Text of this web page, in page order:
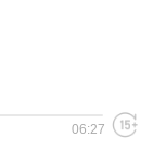
06:27